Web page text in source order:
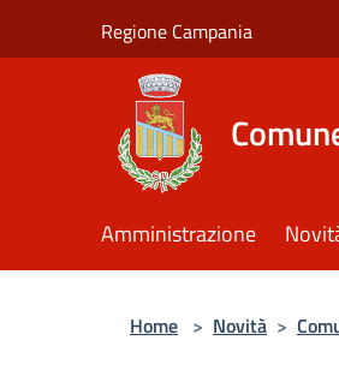
Regione Campania
Amministrazione
Home > Novità >